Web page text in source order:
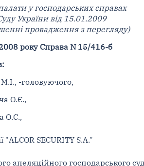
у господарських справах
України від 15.01.2009
провадження з перегляду)
року Справа N 15/416-б
-головуючого,
О.Є.,
О.С.,
"ALCOR SECURITY S.A."
апеляційного господарського